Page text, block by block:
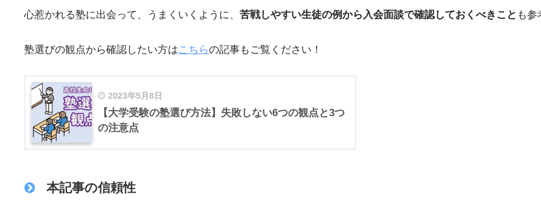
心惹かれる塾に出会って、うまくいくように、 苦戦しやすい生徒の例から入会面談で確認しておくべきこと も
塾選びの観点から確認したい方はこちらの記事もご覧ください！
2023年5月8日
【大学受験の塾選び方法】失敗しない6つの観点と3つ
の注意点
本記事の信頼性